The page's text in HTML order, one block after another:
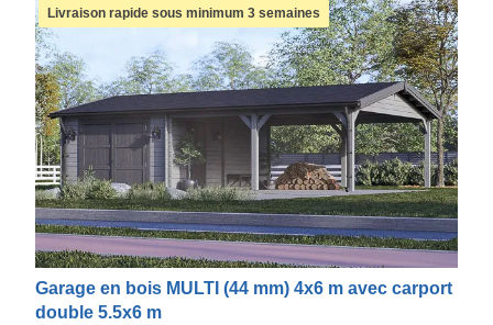
Livraison rapide sous minimum 3 semaines
Garage en bois MULTI (44 mm) 4x6 m avec carport
double 5.5x6 m